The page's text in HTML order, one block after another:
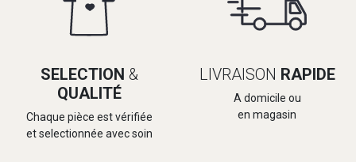
SELECTION &
QUALITÉ
Chaque pièce est vérifiée
et selectionnée avec soin
LIVRAISON RAPIDE
A domicile ou
en magasin